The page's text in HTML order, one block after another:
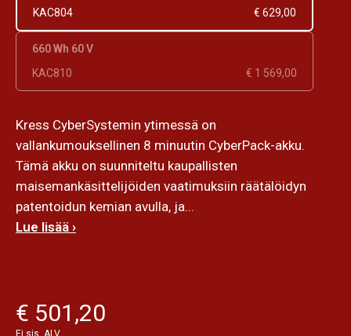
KAC804
€ 629,00
660 Wh 60 V
KAC810
€ 1 569,00
Kress CyberSystemin ytimessä on
vallankumouksellinen 8 minuutin CyberPack-akku.
Tämä akku on suunniteltu kaupallisten
maisemankäsittelijöiden vaatimuksiin räätälöidyn
patentoidun kemian avulla, ja...
Lue lisää ›
€ 501,20
Ei sis. ALV